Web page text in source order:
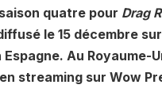
quatre pour Drag
le 15 décembre sur
Au Royaume-
streaming sur Wow